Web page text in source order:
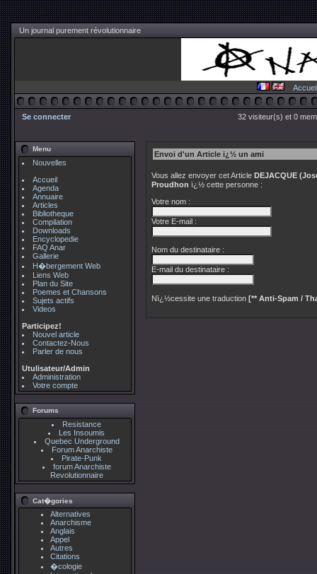
Un journal purement révolutionnaire
Accueil
Se connecter 32 visiteur(s) et 0
Menu
Nouvelles
Accueil
Agenda
Annuaire
Articles
Bibliotheque
Compilation
Downloads
Encyclopedie
FAQ Anar
Gallerie
H�bergement Web
Liens Web
Plan du Site
Poemes et Chansons
Sujets actifs
Videos
Participez!
Nouvel article
Contactez-Nous
Parler de nous
Utulisateur/Admin
Administration
Votre compte
Forums
Resistance
Les Insoumis
Quebec Underground
Forum Anarchiste
Pirate-Punk
forum Anarchiste
Revolutionnaire
Cat�gories
Alternatives
Anarchisme
Anglais
Appel
Autres
Citations
�cologie
Envoi d'un Article ï¿½ un ami
Vous allez envoyer cet Article DEJACQUE
Proudhon ï¿½ cette personne :
Votre nom :
Votre E-mail :
Nom du destinataire :
E-mail du destinataire :
Nï¿½cessite une traduction [** Anti-Spam /